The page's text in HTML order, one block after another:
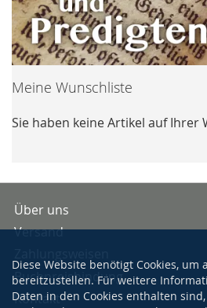
Meine Wunschliste
Sie haben keine Artikel auf Ihrer
Über uns
Versand
Buchpreisbindung
Kontakt
Diese Website benötigt Cookies, um
bereitzustellen. Für weitere
Daten in den Cookies enthalten